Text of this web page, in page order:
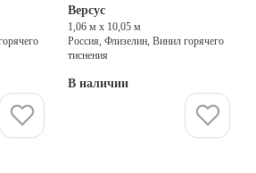
Версус
1,06 м х 10,05 м
Россия, Флизелин, Винил горячего
тиснения
В наличии